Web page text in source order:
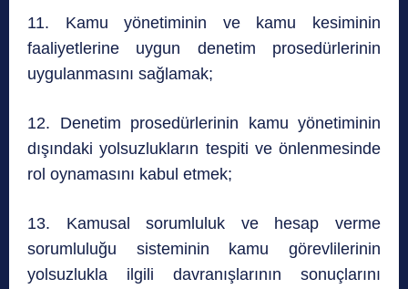
11. Kamu yönetiminin ve kamu kesiminin
faaliyetlerine uygun denetim prosedürlerinin
uygulanmasını sağlamak;
12. Denetim prosedürlerinin kamu yönetiminin
dışındaki yolsuzlukların tespiti ve önlenmesinde
rol oynamasını kabul etmek;
13. Kamusal sorumluluk ve hesap verme
sorumluluğu sisteminin kamu görevlilerinin
yolsuzlukla ilgili davranışlarının sonuçlarını